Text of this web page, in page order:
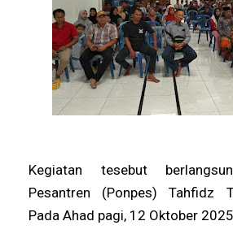
Kegiatan tesebut
Pesantren (Ponpes) Tahfidz
Pada Ahad pagi, 12 Oktober